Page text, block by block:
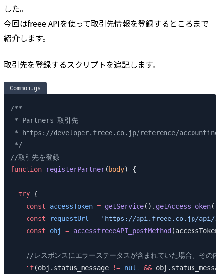
した。
今回はfreee APIを使って取引先情報を登録するところまで
紹介します。
取引先を登録するスクリプトを追記します。
Common.gs
/**
* Partners 取引先
* https://developer.freee.co.jp/reference/
*/
//取引先を登録
function registerPartner( body) {
  try
{
    const
accessToken = getService(). getAccessToken
    const
requestUrl = 'https://api.freee.co.jp/api/
    const
obj = accessfreeeAPI_postMethod
//レスポンスにエラーステータスが含まれていた場合、その
    if
(obj.status_message != null &&